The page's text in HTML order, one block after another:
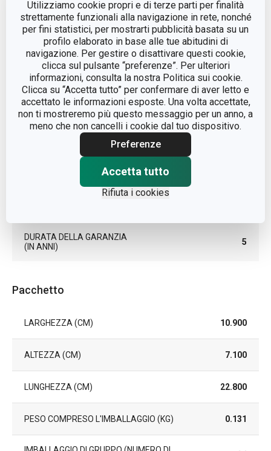
Utilizziamo cookie propri e di terze parti per finalità
strettamente funzionali alla navigazione in rete, nonché
per fini statistici, per mostrarti pubblicità basata su un
profilo elaborato in base alle tue abitudini di
navigazione. Per gestire o disattivare questi cookie,
clicca sul pulsante “preferenze”. Per ulteriori
informazioni, consulta la nostra Politica sui cookie.
Clicca su “Accetta tutto” per confermare di aver letto e
accettato le informazioni esposte. Una volta accettate,
non ti mostreremo più questo messaggio per un anno, a
meno che non cancelli i cookie dal tuo dispositivo.
Preferenze
Accetta tutto
Rifiuta i cookies
LINEA DI PRODOTTO PRECIOSO
MATERIALE
plastica, carburo,
ceramica
TIPO affilatore coltelli
DURATA DELLA GARANZIA
(IN ANNI)
5
Pacchetto
LARGHEZZA (CM) 10.900
ALTEZZA (CM) 7.100
LUNGHEZZA (CM) 22.800
PESO COMPRESO L'IMBALLAGGIO (KG) 0.131